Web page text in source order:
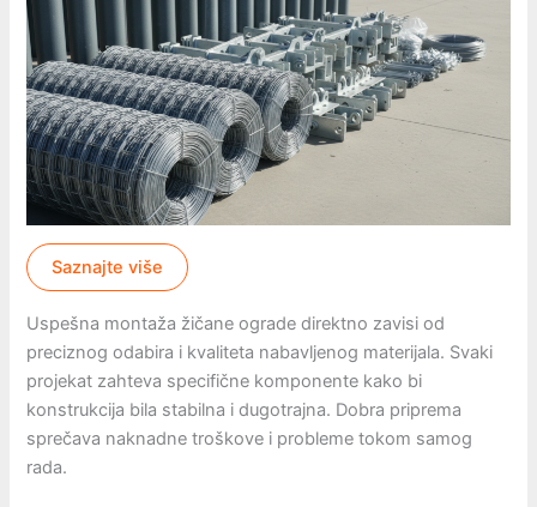
Saznajte više
Uspešna montaža žičane ograde direktno zavisi od
preciznog odabira i kvaliteta nabavljenog materijala. Svaki
projekat zahteva specifične komponente kako bi
konstrukcija bila stabilna i dugotrajna. Dobra priprema
sprečava naknadne troškove i probleme tokom samog
rada.